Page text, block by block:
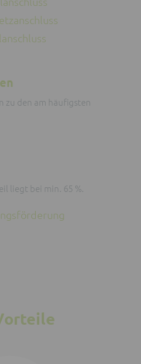
zu den am häufigsten
liegt bei min. 65 %.